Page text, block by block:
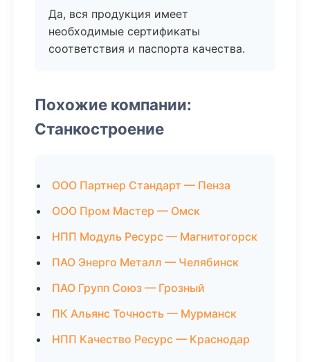
Да, вся продукция имеет
необходимые сертификаты
соответствия и паспорта качества.
Похожие компании:
Станкостроение
ООО Партнер Стандарт — Пенза
ООО Пром Мастер — Омск
НПП Модуль Ресурс — Магнитогорск
ПАО Энерго Металл — Челябинск
ПАО Групп Союз — Грозный
ПК Альянс Точность — Мурманск
НПП Качество Ресурс — Краснодар